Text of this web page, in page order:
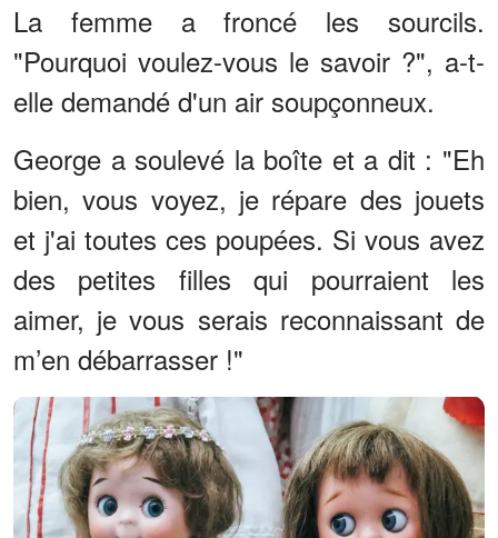
La femme a froncé les sourcils.
"Pourquoi voulez-vous le savoir ?", a-t-
elle demandé d'un air soupçonneux.
George a soulevé la boîte et a dit : "Eh
bien, vous voyez, je répare des jouets
et j'ai toutes ces poupées. Si vous avez
des petites filles qui pourraient les
aimer, je vous serais reconnaissant de
m’en débarrasser !"